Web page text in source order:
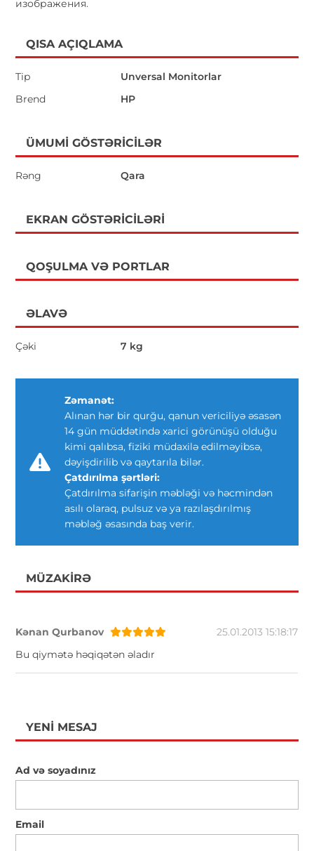
изображения.
QISA AÇIQLAMA
Tip
Unversal Monitorlar
Brend
HP
ÜMUMI GÖSTƏRICILƏR
Rəng Qara
EKRAN GÖSTƏRICILƏRI
QOŞULMA VƏ PORTLAR
ƏLAVƏ
Çəki 7 kg
Zəmanət:
Alınan hər bir qurğu, qanun vericiliyə əsasən
14 gün müddətində xarici görünüşü olduğu
kimi qalıbsa, fiziki müdaxilə edilməyibsə,
dəyişdirilib və qaytarıla bilər.
Çatdırılma şərtləri:
Çatdırılma sifarişin məbləği və həcmindən
asılı olaraq, pulsuz və ya razılaşdırılmış
məbləğ əsasında baş verir.
MÜZAKIRƏ
Kənan Qurbanov
25.01.2013 15:18:17
Bu qiymətə həqiqətən əladır
YENI MESAJ
Ad və soyadınız
Email